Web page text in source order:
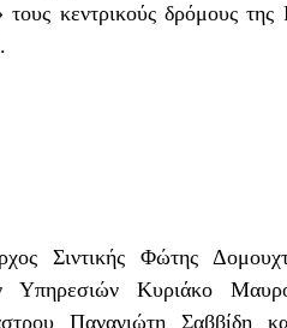
τους κεντρικούς δρόμους
Σιντικής Φώτης
Υπηρεσιών Κυριάκο
Παναγιώτη Σαββίδη